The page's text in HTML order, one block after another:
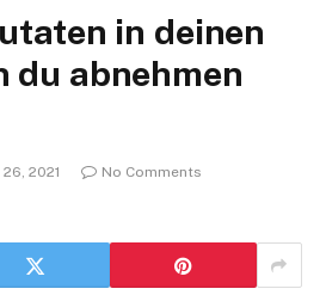
in deinen
du abnehmen
2021
No Comments